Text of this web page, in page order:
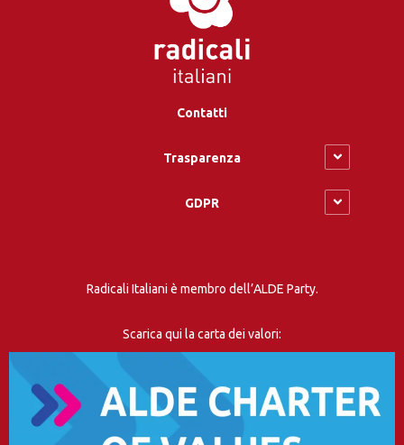
Contatti
Trasparenza
GDPR
Radicali Italiani è membro dell’ALDE Party.
Scarica qui la carta dei valori: